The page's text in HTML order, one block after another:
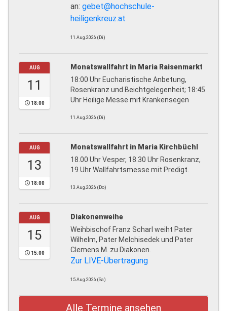
an: gebet@hochschule-
heiligenkreuz.at
11.Aug.2026 (Di)
AUG
11
18:00
Monatswallfahrt in Maria Raisenmarkt
18:00 Uhr Eucharistische Anbetung,
Rosenkranz und Beichtgelegenheit; 18:45
Uhr Heilige Messe mit Krankensegen
11.Aug.2026 (Di)
AUG
13
18:00
Monatswallfahrt in Maria Kirchbüchl
18.00 Uhr Vesper, 18.30 Uhr Rosenkranz,
19 Uhr Wallfahrtsmesse mit Predigt.
13.Aug.2026 (Do)
AUG
15
15:00
Diakonenweihe
Weihbischof Franz Scharl weiht Pater
Wilhelm, Pater Melchisedek und Pater
Clemens M. zu Diakonen.
Zur LIVE-Übertragung
15.Aug.2026 (Sa)
Alle Termine ansehen